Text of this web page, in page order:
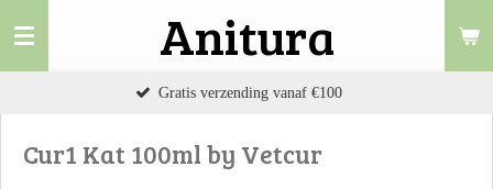
Ga
direct
Anitura
Gratis verzending vanaf €100
Cur1 Kat 100ml by Vetcur